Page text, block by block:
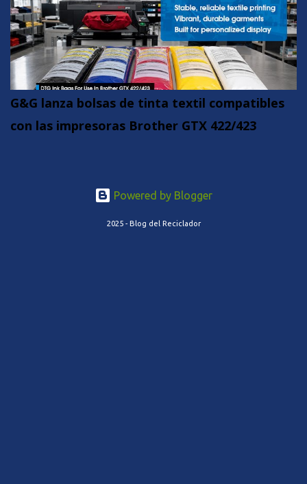
G&G lanza bolsas de tinta textil compatibles
con las impresoras Brother GTX 422/423
Powered by Blogger
2025 - Blog del Reciclador